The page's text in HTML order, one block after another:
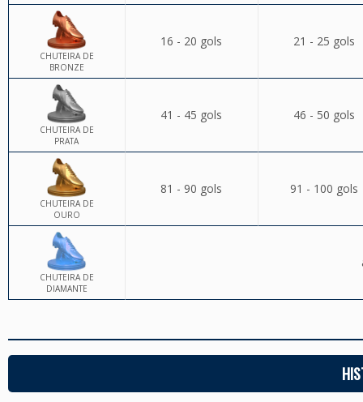
CHUTEIRA DE
BRONZE
16 - 20 gols 21 - 25 gols
CHUTEIRA DE
PRATA
41 - 45 gols 46 - 50 gols
CHUTEIRA DE
OURO
81 - 90 gols 91 - 100 gols
CHUTEIRA DE
DIAMANTE